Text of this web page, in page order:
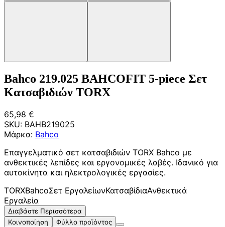
Bahco 219.025 BAHCOFIT 5-piece Σετ
Κατσαβιδιών TORX
65,98 €
SKU: BAHB219025
Μάρκα: Bahco
Επαγγελματικό σετ κατσαβιδιών TORX Bahco με
ανθεκτικές λεπίδες και εργονομικές λαβές. Ιδανικό για
αυτοκίνητα και ηλεκτρολογικές εργασίες.
TORXBahcoΣετ ΕργαλείωνΚατσαβίδιαΑνθεκτικά
Εργαλεία
Διαβάστε Περισσότερα
Κοινοποίηση
Φύλλο προϊόντος